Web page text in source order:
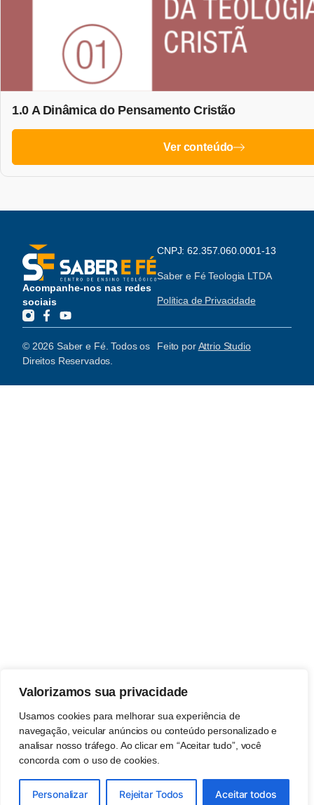
Valorizamos sua privacidade
Usamos cookies para melhorar sua experiência de
navegação, veicular anúncios ou conteúdo personalizado e
analisar nosso tráfego. Ao clicar em “Aceitar tudo”, você
concorda com o uso de cookies.
Personalizar Rejeitar Todos Aceitar todos
1.0 A Dinâmica do Pensamento Cristão
Ver conteúdo
Acompanhe-nos nas redes
sociais
CNPJ: 62.357.060.0001-13
Saber e Fé Teologia LTDA
Política de Privacidade
© 2026 Saber e Fé. Todos os
Direitos Reservados.
Feito porAttrio Studio